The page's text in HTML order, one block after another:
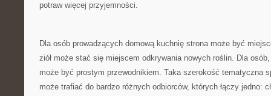
potraw więcej przyjemności.
Dla osób prowadzących domową kuchnię strona może być
ziół może stać się miejscem odkrywania nowych roślin. Dla
może być prostym przewodnikiem. Taka szerokość tematyczna
może trafiać do bardzo różnych odbiorców, których łączy jedno: